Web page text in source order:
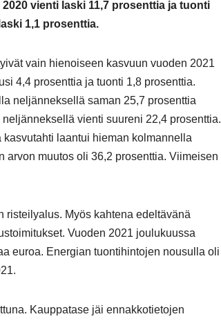
vienti laski 11,7 prosenttia ja tuonti
1,1 prosenttia.
vain hienoiseen kasvuun vuoden 2021
4,4 prosenttia ja tuonti 1,8 prosenttia.
neljänneksellä saman 25,7 prosenttia
vienti suureni 22,4 prosenttia.
laantui hieman kolmannella
muutos oli 36,2 prosenttia. Viimeisen
Myös kahtena edeltävänä
Vuoden 2021 joulukuussa
euroa. Energian tuontihintojen nousulla oli
Kauppatase jäi ennakkotietojen